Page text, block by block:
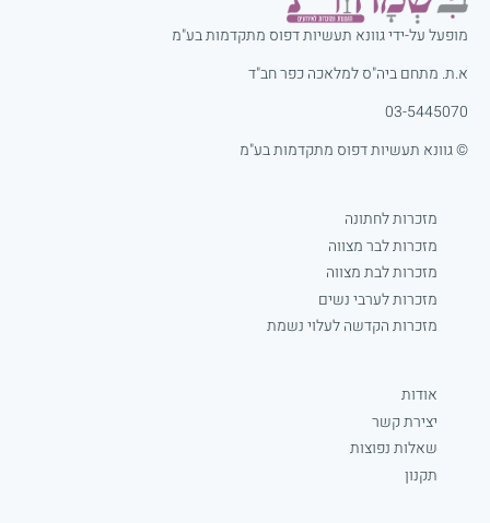
מופעל על-ידי גוונא תעשיות דפוס מתקדמות בע"מ
א.ת. מתחם ביה"ס למלאכה כפר חב"ד
03-5445070
© גוונא תעשיות דפוס מתקדמות בע"מ
מזכרות לחתונה
מזכרות לבר מצווה
מזכרות לבת מצווה
מזכרות לערבי נשים
מזכרות הקדשה לעלוי נשמת
אודות
יצירת קשר
שאלות נפוצות
תקנון